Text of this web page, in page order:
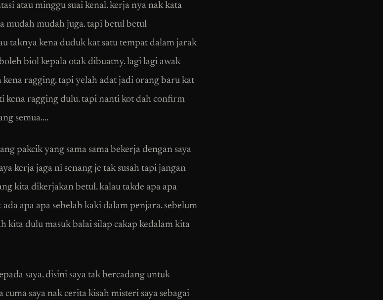
atau minggu suai kenal. kerja nya nak kata
mudah mudah juga. tapi betul betul
taknya kena duduk kat satu tempat dalam jarak
biol kepala otak dibuatny. lagi lagi awak
ragging. tapi yelah adat jadi orang baru kat
kena ragging dulu. tapi nanti kot dah confirm
semua….
pakcik yang sama sama bekerja dengan saya
kerja jaga ni senang je tak susah tapi jangan
kita dikerjakan betul. kalau takde apa apa
apa apa sebelah kaki dalam penjara. sebelum
kita dulu masuk balai silap cakap kedalam kita
saya. disini saya tak bercadang untuk
saya nak cerita kisah misteri saya sebagai